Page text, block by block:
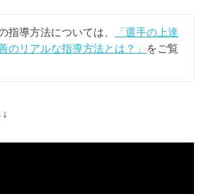
指導方法については、
「選手の上達
のリアルな指導方法とは？」
をご覧